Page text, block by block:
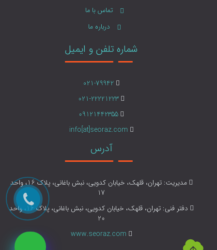
تماس با ما
درباره ما
شماره تلفن و ایمیل
021-79942
021-22221223
09121442355
info[at]seoraz.com
آدرس
مدیریت: تهران، قلهک، خیابان کدویی، نبش باغانی، پلاک 16، واحد
17
دفتر فنی: تهران، قلهک، خیابان کدویی، نبش باغانی، پلاک 16، واحد
20
www.seoraz.com